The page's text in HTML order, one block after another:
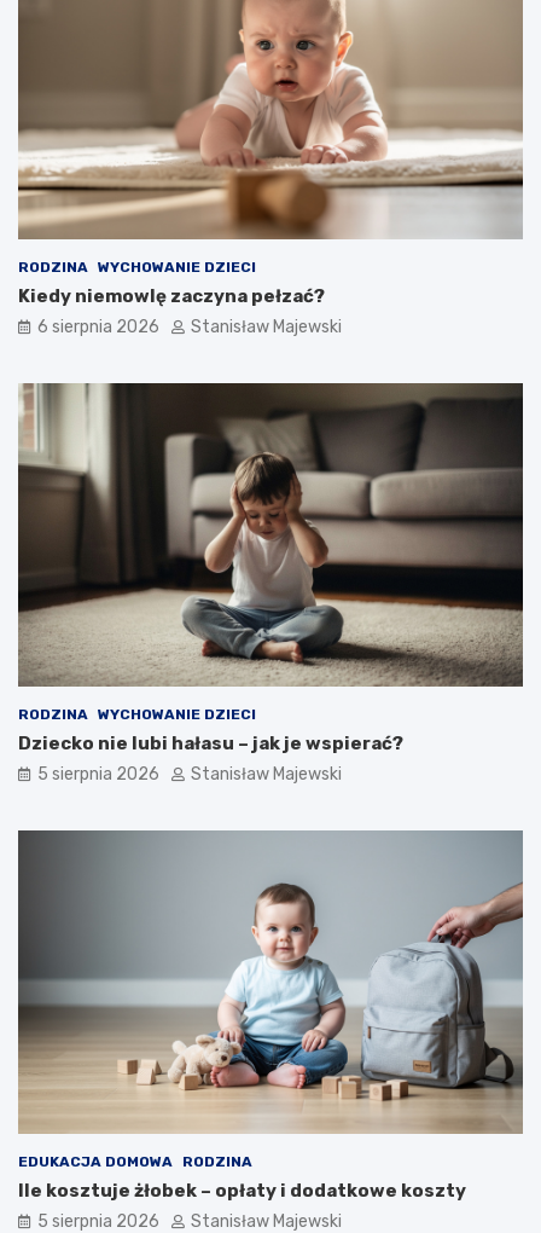
RODZINA WYCHOWANIE DZIECI
Kiedy niemowlę zaczyna pełzać?
6 sierpnia 2026 Stanisław Majewski
RODZINA WYCHOWANIE DZIECI
Dziecko nie lubi hałasu – jak je wspierać?
5 sierpnia 2026 Stanisław Majewski
EDUKACJA DOMOWA RODZINA
Ile kosztuje żłobek – opłaty i dodatkowe koszty
5 sierpnia 2026 Stanisław Majewski